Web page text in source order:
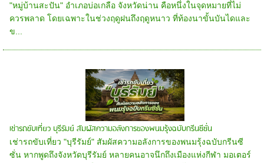
"หมู่บ้านสะปัน" อำเภอบ่อเกลือ จังหวัดน่าน คือหนึ่งในจุดหมายที่ไม่
ควรพลาด โดยเฉพาะในช่วงฤดูฝนถึงฤดูหนาว ที่ท้องนาขั้นบันไดและ
ข...
เช่ารถขับเที่ยว บุรีรัมย์ สัมผัสความอลังการของพนมรุ้งฉบับกรีนซีซั่น
เช่ารถขับเที่ยว "บุรีรัมย์" สัมผัสความอลังการของพนมรุ้งฉบับกรีนซี
ซั่น หากพูดถึงจังหวัดบุรีรัมย์ หลายคนอาจนึกถึงเมืองแห่งกีฬา มอเตอร์